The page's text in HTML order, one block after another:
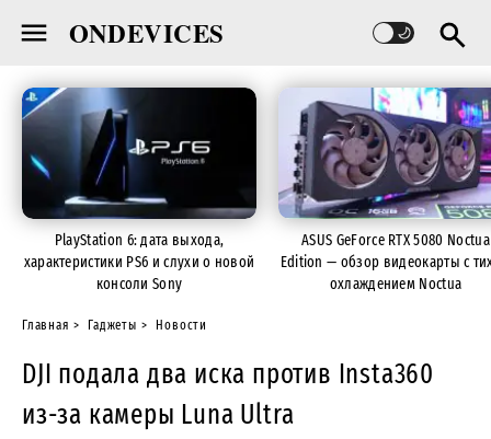
ONDEVICES
PlayStation 6: дата выхода,
характеристики PS6 и слухи о новой
консоли Sony
ASUS GeForce RTX 5080 Noctua
Edition — обзор видеокарты с
охлаждением Noctua
Главная Гаджеты Новости
DJI подала два иска против Insta360
из-за камеры Luna Ultra